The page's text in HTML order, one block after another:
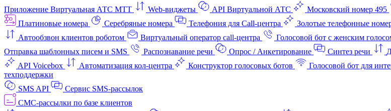
Приложение Виртуальная АТС МТТ
Web-виджеты API Виртуальной АТС Московский номер 495
Платиновые номера
Серебряные номера Телефония для Call-центра
Золотые телефонные
Автообзвон клиентов роботом
Виртуальный оператор call-центра Голосовой бот с женским
Отправка шаблонных писем и SMS
Распознавание речи Опрос / Анкетирование Синтез речи
API Voicebox
Автоматизация кол‑центра Конструктор голосовых ботов Голосовой бот для
техподдержки
SMS API
Сервис SMS-рассылок
СМС-рассылки по базе клиентов